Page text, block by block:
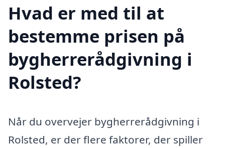
Hvad er med til at
bestemme prisen på
bygherrerådgivning i
Rolsted?
Når du overvejer bygherrerådgivning i
Rolsted, er der flere faktorer, der spiller